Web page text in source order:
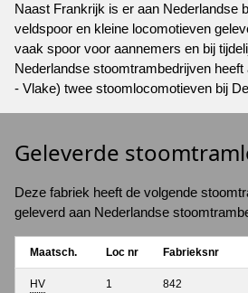
Naast Frankrijk is er aan Nederlandse
veldspoor en kleine locomotieven
vaak spoor voor aannemers en bij
Nederlandse stoomtrambedrijven
- Vlake) twee stoomlocomotieven bij
Geleverde
Deze fabriek heeft de volgende
geleverd aan Nederlandse
Maatsch. Loc nr Fabrieksnr
HV 1 842